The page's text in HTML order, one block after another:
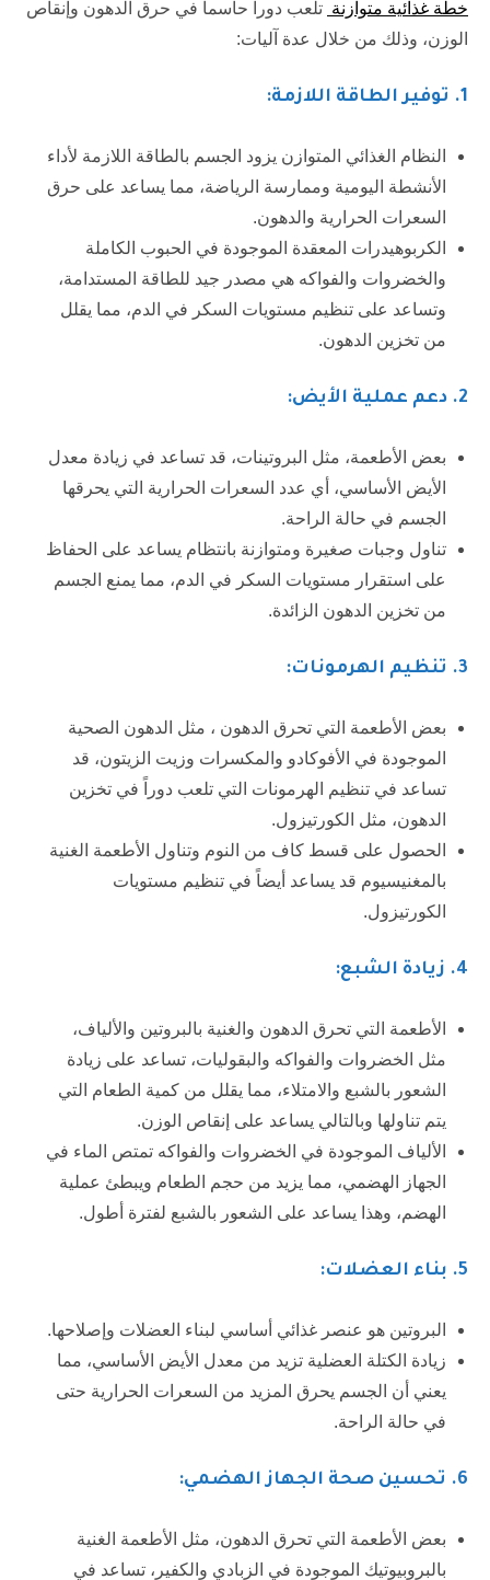
خطة غذائية متوازنة تلعب دوراً حاسماً في حرق الدهون وإنقاص
الوزن، وذلك من خلال عدة آليات:
1. توفير الطاقة اللازمة:
النظام الغذائي المتوازن يزود الجسم بالطاقة اللازمة لأداء
الأنشطة اليومية وممارسة الرياضة، مما يساعد على حرق
السعرات الحرارية والدهون.
الكربوهيدرات المعقدة الموجودة في الحبوب الكاملة
والخضروات والفواكه هي مصدر جيد للطاقة المستدامة،
وتساعد على تنظيم مستويات السكر في الدم، مما يقلل
من تخزين الدهون.
2. دعم عملية الأيض:
بعض الأطعمة، مثل البروتينات، قد تساعد في زيادة معدل
الأيض الأساسي، أي عدد السعرات الحرارية التي يحرقها
الجسم في حالة الراحة.
تناول وجبات صغيرة ومتوازنة بانتظام يساعد على الحفاظ
على استقرار مستويات السكر في الدم، مما يمنع الجسم
من تخزين الدهون الزائدة.
3. تنظيم الهرمونات:
بعض الأطعمة التي تحرق الدهون ، مثل الدهون الصحية
الموجودة في الأفوكادو والمكسرات وزيت الزيتون، قد
تساعد في تنظيم الهرمونات التي تلعب دوراً في تخزين
الدهون، مثل الكورتيزول.
الحصول على قسط كاف من النوم وتناول الأطعمة الغنية
بالمغنيسيوم قد يساعد أيضاً في تنظيم مستويات
الكورتيزول.
4. زيادة الشبع:
الأطعمة التي تحرق الدهون والغنية بالبروتين والألياف،
مثل الخضروات والفواكه والبقوليات، تساعد على زيادة
الشعور بالشبع والامتلاء، مما يقلل من كمية الطعام التي
يتم تناولها وبالتالي يساعد على إنقاص الوزن.
الألياف الموجودة في الخضروات والفواكه تمتص الماء في
الجهاز الهضمي، مما يزيد من حجم الطعام ويبطئ عملية
الهضم، وهذا يساعد على الشعور بالشبع لفترة أطول.
5. بناء العضلات:
البروتين هو عنصر غذائي أساسي لبناء العضلات وإصلاحها.
زيادة الكتلة العضلية تزيد من معدل الأيض الأساسي، مما
يعني أن الجسم يحرق المزيد من السعرات الحرارية حتى
في حالة الراحة.
6. تحسين صحة الجهاز الهضمي:
بعض الأطعمة التي تحرق الدهون، مثل الأطعمة الغنية
بالبروبيوتيك الموجودة في الزبادي والكفير، تساعد في